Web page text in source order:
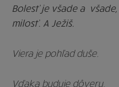
Bolesť je všade a
milosť. A Ježiš.
Viera je pohľad duše.
Vďaka buduje dôveru.